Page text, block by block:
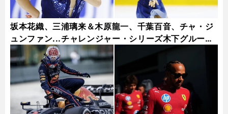
坂本花織、三浦璃来＆木原龍一、千葉百音、チャ・ジ
ュンファン...チャレンジャー・シリーズ木下グループ
杯フォトギャラリー